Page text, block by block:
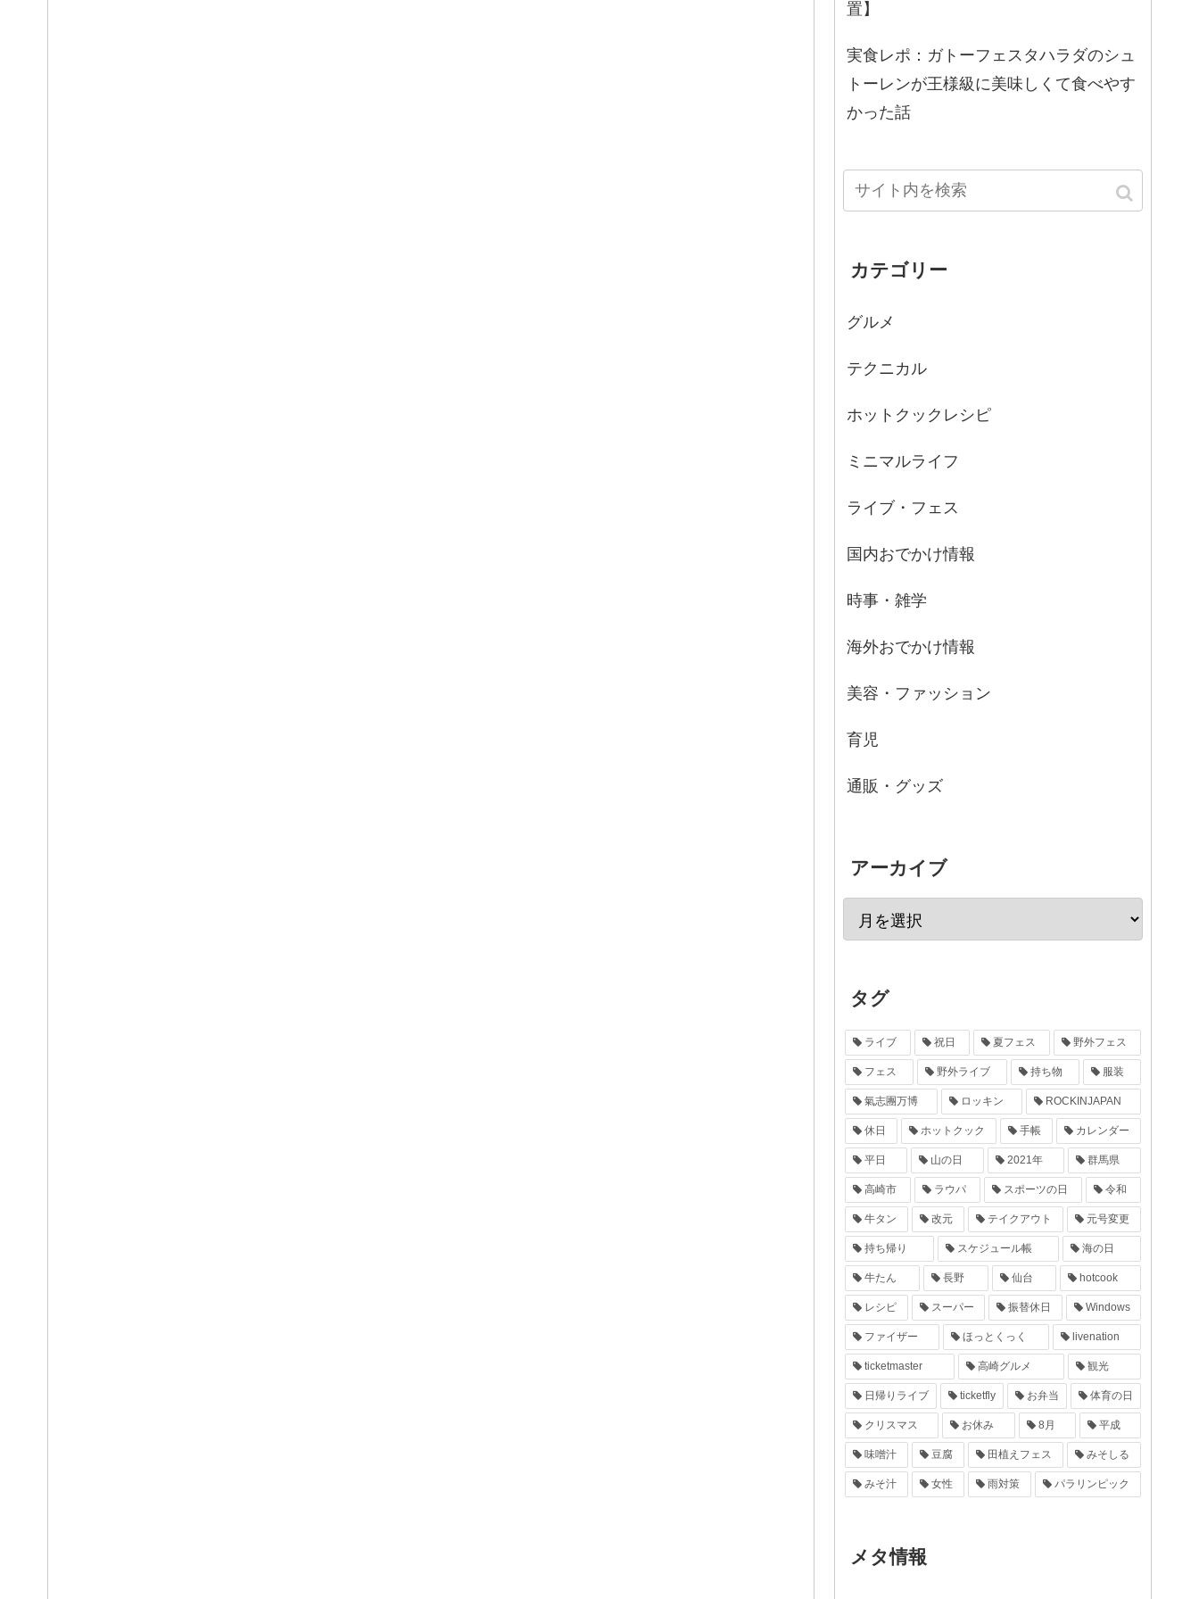
置】
実食レポ：ガトーフェスタハラダのシュ
トーレンが王様級に美味しくて食べやす
かった話
カテゴリー
グルメ
テクニカル
ホットクックレシピ
ミニマルライフ
ライブ・フェス
国内おでかけ情報
時事・雑学
海外おでかけ情報
美容・ファッション
育児
通販・グッズ
アーカイブ
タグ
ライブ 祝日 夏フェス 野外フェス
フェス 野外ライブ 持ち物 服装
氣志團万博 ロッキン ROCKINJAPAN
休日 ホットクック 手帳 カレンダー
平日 山の日 2021年 群馬県
高崎市 ラウパ スポーツの日 令和
牛タン 改元 テイクアウト 元号変更
持ち帰り スケジュール帳 海の日
牛たん 長野 仙台 hotcook
レシピ スーパー 振替休日 Windows
ファイザー ほっとくっく livenation
ticketmaster 高崎グルメ 観光
日帰りライブ ticketfly お弁当 体育の日
クリスマス お休み 8月 平成
味噌汁 豆腐 田植えフェス みそしる
みそ汁 女性 雨対策 パラリンピック
メタ情報